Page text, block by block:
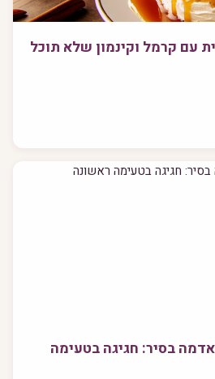
עם קרמל וקינמון שלא תוכל
בסיר: חגיגה בטעימה